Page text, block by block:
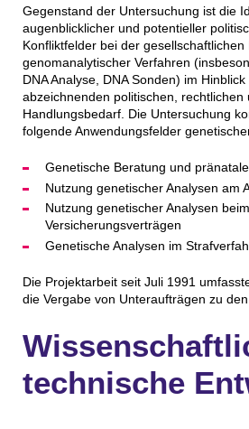
Gegenstand der Untersuchung ist die
augenblicklicher und potentieller
Konfliktfelder bei der gesellschaftlichen
genomanalytischer Verfahren
DNA Analyse, DNA Sonden) im Hinblick
abzeichnenden politischen, rechtlichen
Handlungsbedarf. Die Untersuchung
folgende Anwendungsfelder
Genetische Beratung und
Nutzung genetischer Analysen am
Nutzung genetischer Analysen
Versicherungsverträgen
Genetische Analysen im
Die Projektarbeit seit Juli 1991
die Vergabe von Unteraufträgen zu
technische